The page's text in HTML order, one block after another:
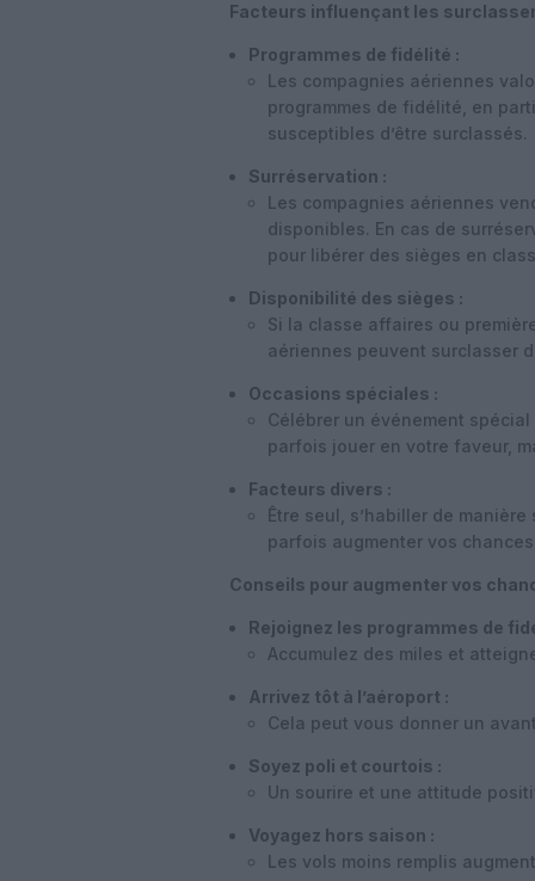
Facteurs influençant les
Programmes de fidélité :
Les compagnies aériennes
programmes de fidélité, en
susceptibles d’être surclassés.
Surréservation :
Les compagnies aériennes
disponibles. En cas de
pour libérer des sièges en
Disponibilité des sièges :
Si la classe affaires ou
aériennes peuvent surclasser
Occasions spéciales :
Célébrer un événement
parfois jouer en votre faveur,
Facteurs divers :
Être seul, s’habiller de
parfois augmenter vos chances.
Conseils pour augmenter vos
Rejoignez les programmes de
Accumulez des miles et
Arrivez tôt à l’aéroport :
Cela peut vous donner un
Soyez poli et courtois :
Un sourire et une attitude
Voyagez hors saison :
Les vols moins remplis